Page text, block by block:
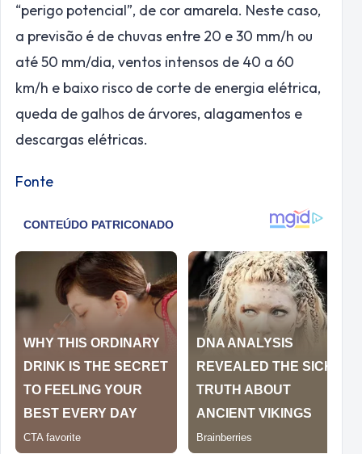
“perigo potencial”, de cor amarela. Neste caso,
a previsão é de chuvas entre 20 e 30 mm/h ou
até 50 mm/dia, ventos intensos de 40 a 60
km/h e baixo risco de corte de energia elétrica,
queda de galhos de árvores, alagamentos e
descargas elétricas.
Fonte